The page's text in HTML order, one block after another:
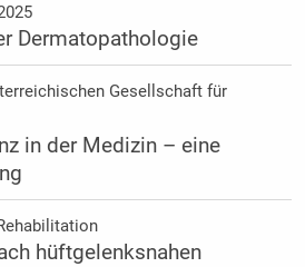
Dermatopathologie
Gesellschaft für
in der Medizin – eine
hüftgelenksnahen